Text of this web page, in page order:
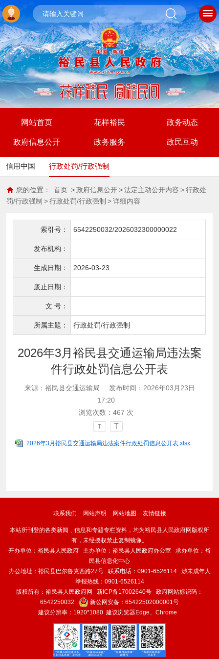
网站首页 花样裕民 政务动态
政府信息公开 政务服务 政民互动
信用中国 行政处罚/行政强制
您的位置： 首页 > 政府信息公开 > 法定主动公开内容 > 行政处
罚/行政强制 > 行政处罚/行政强制 > 详细内容
索引号： 6542250032/2026032300000022
发布机构：
生成日期： 2026-03-23
废止日期：
文 号：
所属主题： 行政处罚/行政强制
2026年3月裕民县交通运输局违法案
件行政处罚信息公开表
来源：裕民县交通运输局
发布时间：2026年03月23日
17:20
浏览次数： 467 次
T T
2026年3月裕民县交通运输局违法案件行政处罚信息公开表.xlsx
联系我们 网站声明 网站地图 友情链接
本站所刊登的各类新闻﹑信息和专题专栏资料，均为裕民县人民政府网版权所
有，未经授权禁止复制镜像。
开办单位：裕民县人民政府 主办单位：裕民县人民政府办公室 承办单位：裕
民县信息化中心
办公地址：裕民县巴尔鲁克西路27号 联系电话：0901-6526114 涉未成年人
举报热线：0901-6526114
版权所有：裕民县人民政府网 新ICP备17002640号 政府网站标识码：
6542250032
新公网安备： 65422502000001号
建议分辨率：1920*1080 建议浏览器Edge、Chrome